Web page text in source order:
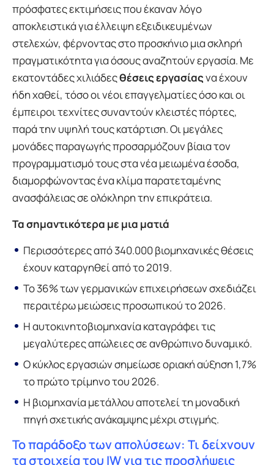
πρόσφατες εκτιμήσεις που έκαναν λόγο
αποκλειστικά για έλλειψη εξειδικευμένων
στελεχών, φέρνοντας στο προσκήνιο μια σκληρή
πραγματικότητα για όσους αναζητούν εργασία. Με
εκατοντάδες χιλιάδεςθέσεις εργασίαςνα έχουν
ήδη χαθεί, τόσο οι νέοι επαγγελματίες όσο και οι
έμπειροι τεχνίτες συναντούν κλειστές πόρτες,
παρά την υψηλή τους κατάρτιση. Οι μεγάλες
μονάδες παραγωγής προσαρμόζουν βίαια τον
προγραμματισμό τους στα νέα μειωμένα έσοδα,
διαμορφώνοντας ένα κλίμα παρατεταμένης
ανασφάλειας σε ολόκληρη την επικράτεια.
Τα σημαντικότερα με μια ματιά
Περισσότερες από 340.000 βιομηχανικές θέσεις
έχουν καταργηθεί από το 2019.
Το 36% των γερμανικών επιχειρήσεων σχεδιάζει
περαιτέρω μειώσεις προσωπικού το 2026.
Η αυτοκινητοβιομηχανία καταγράφει τις
μεγαλύτερες απώλειες σε ανθρώπινο δυναμικό.
Ο κύκλος εργασιών σημείωσε οριακή αύξηση 1,7%
το πρώτο τρίμηνο του 2026.
Η βιομηχανία μετάλλου αποτελεί τη μοναδική
πηγή σχετικής ανάκαμψης μέχρι στιγμής.
Το παράδοξο των απολύσεων: Τι δείχνουν
τα στοιχεία του IW για τις προσλήψεις